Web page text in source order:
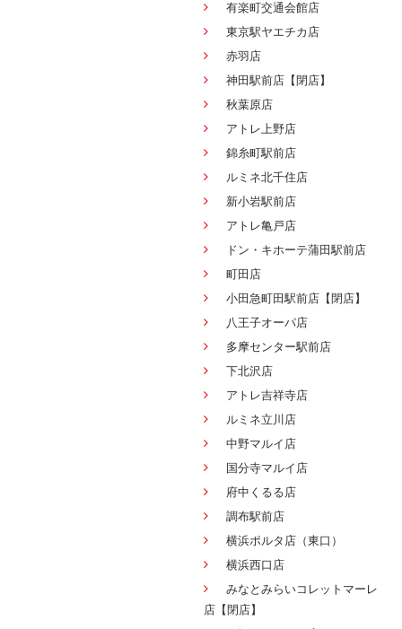
有楽町交通会館店
東京駅ヤエチカ店
赤羽店
神田駅前店【閉店】
秋葉原店
アトレ上野店
錦糸町駅前店
ルミネ北千住店
新小岩駅前店
アトレ亀戸店
ドン・キホーテ蒲田駅前店
町田店
小田急町田駅前店【閉店】
八王子オーパ店
多摩センター駅前店
下北沢店
アトレ吉祥寺店
ルミネ立川店
中野マルイ店
国分寺マルイ店
府中くるる店
調布駅前店
横浜ポルタ店（東口）
横浜西口店
みなとみらいコレットマーレ
店【閉店】